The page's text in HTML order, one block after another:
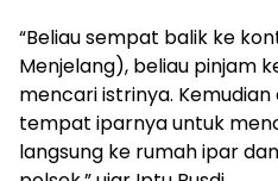
“Beliau sempat balik ke
Menjelang), beliau pinjam
mencari istrinya.
tempat iparnya untuk
langsung ke rumah ipar